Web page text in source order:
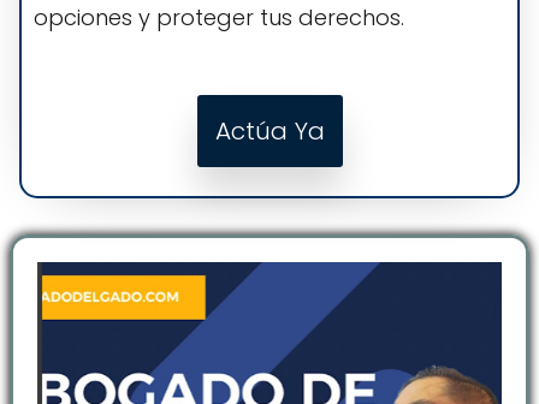
opciones y proteger tus derechos.
Actúa Ya